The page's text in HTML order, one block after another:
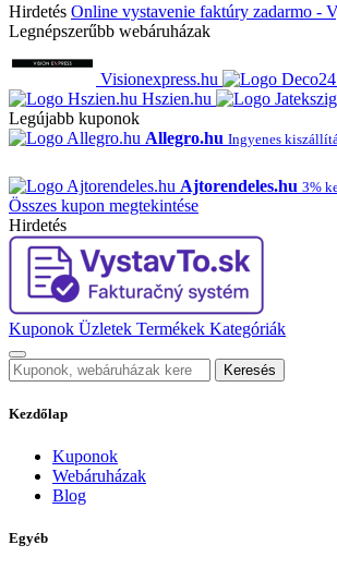
Hirdetés Online vystavenie faktúry zadarmo -
Legnépszerűbb webáruházak
Visionexpress.hu
Hszien.hu
Legújabb kuponok
Allegro.hu Ingyenes
Ajtorendeles.hu 3%
Összes kupon megtekintése
Hirdetés
Kuponok Üzletek Termékek Kategóriák
Keresés
Kezdőlap
Kuponok
Webáruházak
Blog
Egyéb